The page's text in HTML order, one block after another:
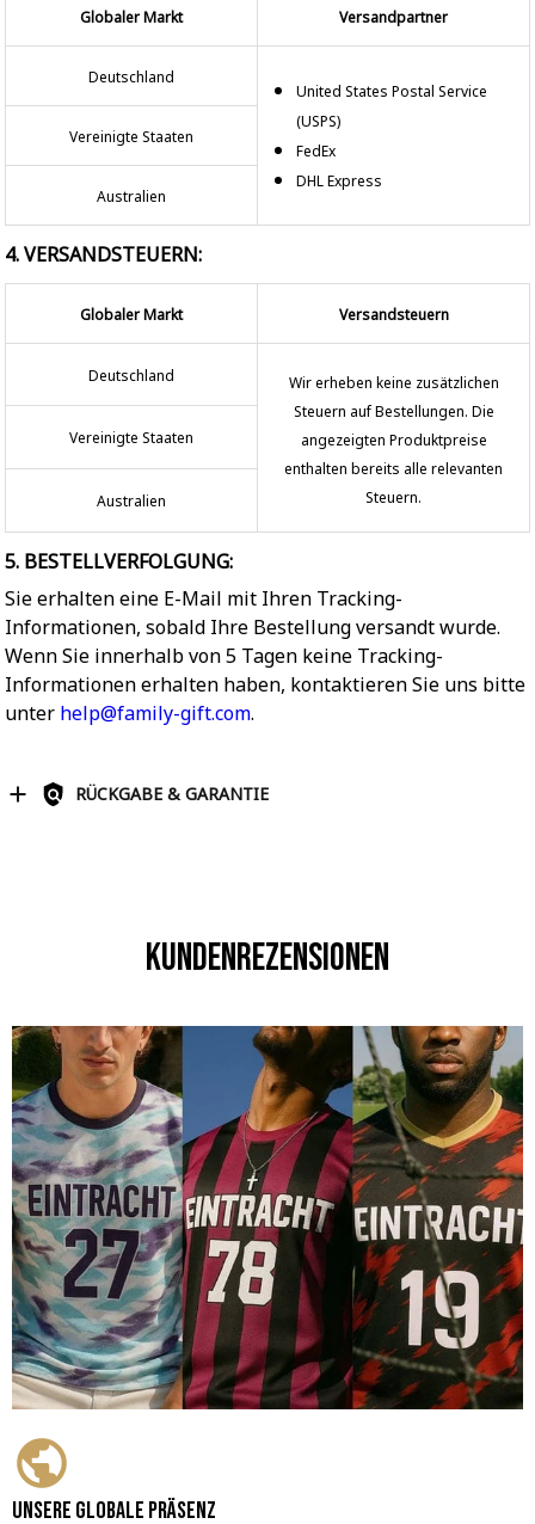
Globaler Markt Versandpartner
Deutschland
United States Postal Service
(USPS)
FedEx
DHL Express
Vereinigte Staaten
Australien
4. VERSANDSTEUERN:
Globaler Markt Versandsteuern
Deutschland
Wir erheben keine zusätzlichen
Steuern auf Bestellungen. Die
angezeigten Produktpreise
enthalten bereits alle relevanten
Steuern.
Vereinigte Staaten
Australien
5. BESTELLVERFOLGUNG:
Sie erhalten eine E-Mail mit Ihren Tracking-
Informationen, sobald Ihre Bestellung versandt wurde.
Wenn Sie innerhalb von 5 Tagen keine Tracking-
Informationen erhalten haben, kontaktieren Sie uns bitte
unter help@family-gift.com.
RÜCKGABE & GARANTIE
Kundenrezensionen
Unsere globale Präsenz